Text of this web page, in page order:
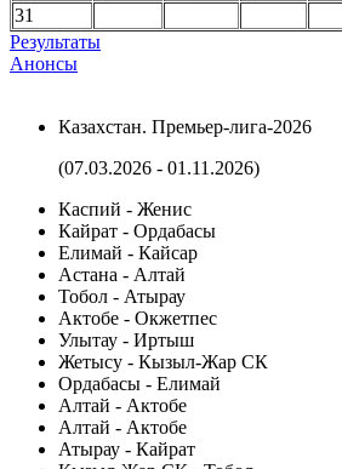
31
Результаты
Анонсы
Казахстан. Премьер-лига-2026
(07.03.2026 - 01.11.2026)
Каспий - Женис
Кайрат - Ордабасы
Елимай - Кайсар
Астана - Алтай
Тобол - Атырау
Актобе - Окжетпес
Улытау - Иртыш
Жетысу - Кызыл-Жар СК
Ордабасы - Елимай
Алтай - Актобе
Алтай - Актобе
Атырау - Кайрат